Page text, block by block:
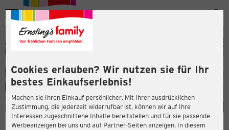
Cookies erlauben? Wir nutzen sie für Ihr
bestes Einkaufserlebnis!
Machen sie Ihren Einkauf persönlicher. Mit Ihrer ausdrücklichen
Zustimmung, die jederzeit widerrufbar ist, können wir auf Ihre
Interessen zugeschnittene Inhalte bereitstellen und für sie passende
Werbeanzeigen bei uns und auf Partner-Seiten anzeigen. In diesem
Menü